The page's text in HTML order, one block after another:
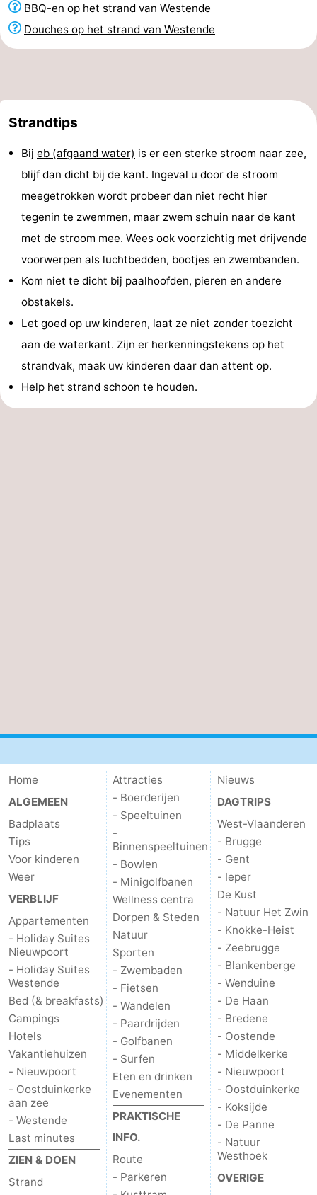
BBQ-en op het strand van Westende
Douches op het strand van Westende
Strandtips
Bij eb (afgaand water) is er een sterke stroom naar zee,
blijf dan dicht bij de kant. Ingeval u door de stroom
meegetrokken wordt probeer dan niet recht hier
tegenin te zwemmen, maar zwem schuin naar de kant
met de stroom mee. Wees ook voorzichtig met drijvende
voorwerpen als luchtbedden, bootjes en zwembanden.
Kom niet te dicht bij paalhoofden, pieren en andere
obstakels.
Let goed op uw kinderen, laat ze niet zonder toezicht
aan de waterkant. Zijn er herkenningstekens op het
strandvak, maak uw kinderen daar dan attent op.
Help het strand schoon te houden.
Home
ALGEMEEN
Badplaats
Tips
Voor kinderen
Weer
VERBLIJF
Appartementen
- Holiday Suites
Nieuwpoort
- Holiday Suites
Westende
Bed (& breakfasts)
Campings
Hotels
Vakantiehuizen
- Nieuwpoort
- Oostduinkerke
aan zee
- Westende
Last minutes
ZIEN & DOEN
Strand
Attracties
- Boerderijen
- Speeltuinen
-
Binnenspeeltuinen
- Bowlen
- Minigolfbanen
Wellness centra
Dorpen & Steden
Natuur
Sporten
- Zwembaden
- Fietsen
- Wandelen
- Paardrijden
- Golfbanen
- Surfen
Eten en drinken
Evenementen
PRAKTISCHE
INFO.
Route
- Parkeren
Nieuws
DAGTRIPS
West-Vlaanderen
- Brugge
- Gent
- Ieper
De Kust
- Natuur Het Zwin
- Knokke-Heist
- Zeebrugge
- Blankenberge
- Wenduine
- De Haan
- Bredene
- Oostende
- Middelkerke
- Nieuwpoort
- Oostduinkerke
- Koksijde
- De Panne
- Natuur
Westhoek
OVERIGE